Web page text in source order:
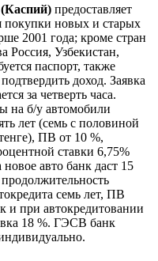
предоставляет
покупки новых и старых
2001 года; кроме стран
Россия, Узбекистан,
паспорт, также
доход. Заявка
за четверть часа.
на б/у автомобили
лет (семь с половиной
ПВ от 10 %,
ставки 6,75%
авто банк даст 15
семь лет, ПВ
и при автокредитовании
18 %. ГЭСВ банк